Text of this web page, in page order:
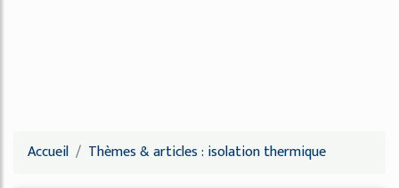
Accueil Thèmes & articles : isolation thermique